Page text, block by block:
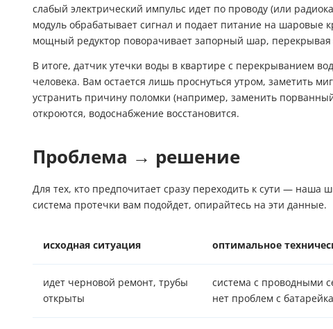
слабый электрический импульс идет по проводу (или
модуль обрабатывает сигнал и подает питание на шаровые
мощный редуктор поворачивает запорный шар, перекрывая
В итоге, датчик утечки воды в квартире с перекрыванием
человека. Вам остается лишь проснуться утром, заметить
устранить причину поломки (например, заменить
откроются, водоснабжение восстановится.
Проблема → решение
Для тех, кто предпочитает сразу переходить к сути — наша
система протечки вам подойдет, опирайтесь на эти данные.
исходная ситуация оптимальное
идет черновой ремонт, трубы
открыты
система с проводными
нет проблем с